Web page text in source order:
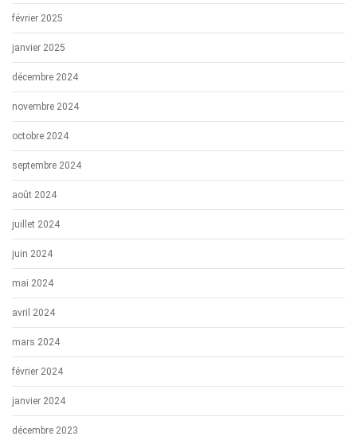
février 2025
janvier 2025
décembre 2024
novembre 2024
octobre 2024
septembre 2024
août 2024
juillet 2024
juin 2024
mai 2024
avril 2024
mars 2024
février 2024
janvier 2024
décembre 2023